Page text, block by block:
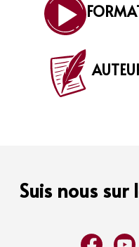
Suis nous sur